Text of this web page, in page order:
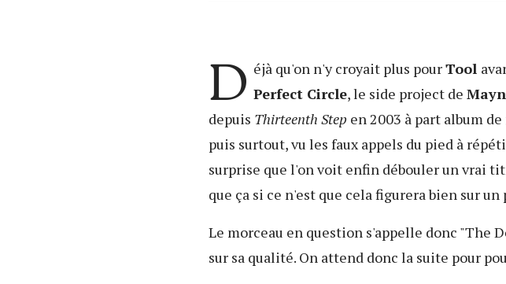
D éjà qu'on n'y croyait plus pourTool
Perfect Circle, le side project de
depuis Thirteenth Stepen 2003 à part album
puis surtout, vu les faux appels du pied à
surprise que l'on voit enfin débouler un vrai
que ça si ce n'est que cela figurera bien sur
Le morceau en question s'appelle donc "The
sur sa qualité. On attend donc la suite pour